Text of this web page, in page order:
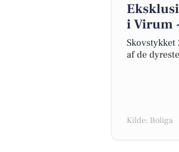
i Virum
af de
Kilde: Boliga